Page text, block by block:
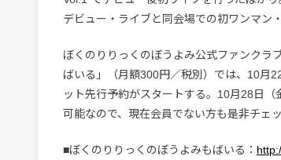
デビュー・ライブと同会場での初ワンマン
ぼくのりりっくのぼうよみ公式ファンクラ
ばいる」（月額300円／税別）では、10月
ット先行予約がスタートする。10月28日
可能なので、現在会員でない方も是非チェッ
■ぼくのりりっくのぼうよみもばいる：